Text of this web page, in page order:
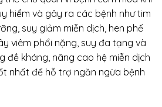
hiểm và gây ra các bệnh như tim
suy giảm miễn dịch, hen phế
viêm phổi nặng, suy đa tạng và
đề kháng, nâng cao hệ miễn dịch
nhất để hỗ trợ ngăn ngừa bệnh